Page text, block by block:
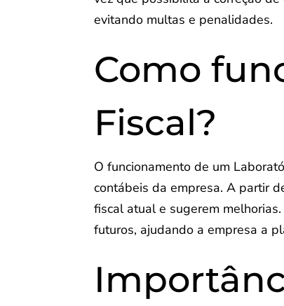
evitando multas e penalidades.
Como
Fiscal?
O funcionamento de um
contábeis da empresa. A partir
fiscal atual e sugerem
futuros, ajudando a empresa a